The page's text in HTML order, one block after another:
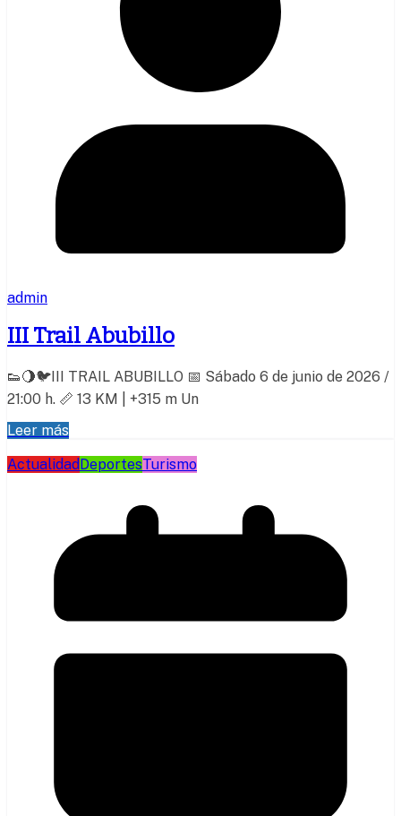
admin
III Trail Abubillo
👟🌖🐦III TRAIL ABUBILLO 📅 Sábado 6 de junio de 2026 /
21:00 h. 📏 13 KM | +315 m Un
Leer más
Actualidad DeportesTurismo